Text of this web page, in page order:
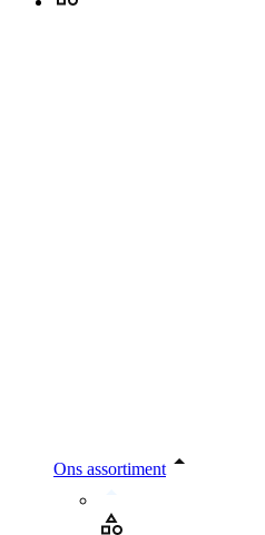
Ons assortiment